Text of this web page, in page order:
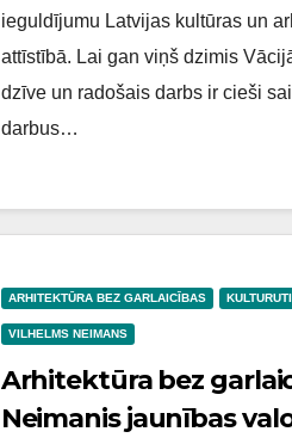
ieguldījumu Latvijas kultūras un
attīstībā. Lai gan viņš dzimis
dzīve un radošais darbs ir cieši
darbus…
ARHITEKTŪRA BEZ GARLAICĪBAS
VILHELMS NEIMANS
Arhitektūra bez
Neimanis jaunības